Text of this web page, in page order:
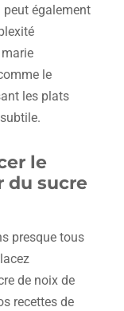
peut également
le
les plats
le
du sucre
presque tous
de noix de
recettes de